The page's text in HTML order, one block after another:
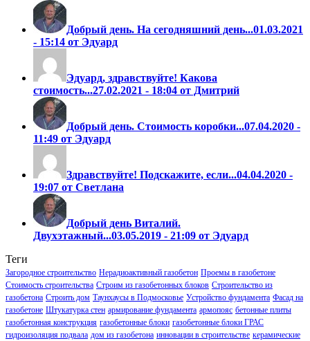
Добрый день. На сегодняшний день...01.03.2021
- 15:14 от Эдуард
Эдуард, здравствуйте! Какова
стоимость...27.02.2021 - 18:04 от Дмитрий
Добрый день. Стоимость коробки...07.04.2020 -
11:49 от Эдуард
Здравствуйте! Подскажите, если...04.04.2020 -
19:07 от Светлана
Добрый день Виталий.
Двухэтажный...03.05.2019 - 21:09 от Эдуард
Теги
Загородное строительство Нерадиоактивный газобетон Проемы в газобетоне
Стоимость строительства Строим из газобетонных блоков Строительство из
газобетона Строить дом Таунхаусы в Подмосковье Устройство фундамента Фасад на
газобетоне Штукатурка стен армирование фундамента армопояс бетонные плиты
газобетонная конструкция газобетонные блоки газобетонные блоки ГРАС
гидроизоляция подвала дом из газобетона инновации в строительстве керамические